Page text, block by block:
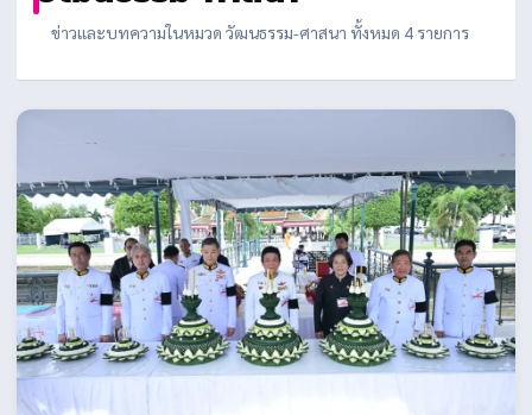
ข่าวและบทความในหมวด วัฒนธรรม-ศาสนา ทั้งหมด 4 รายการ